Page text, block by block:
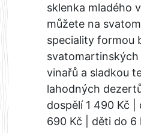
sklenka mladého
můžete na
speciality formou
vinařů a sladkou
lahodných
dospělí 1 490 Kč |
690 Kč | děti do 6